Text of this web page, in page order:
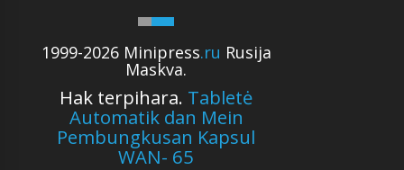
1999-2026 Minipress.ru Rusija
Maskva.
Hak terpihara. Tabletė
Automatik dan Mein
Pembungkusan Kapsul
WAN- 65